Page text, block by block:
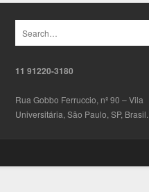
11 91220-3180
Rua Gobbo Ferruccio, nº 90 – Vila
Universitária, São Paulo, SP, Brasil.